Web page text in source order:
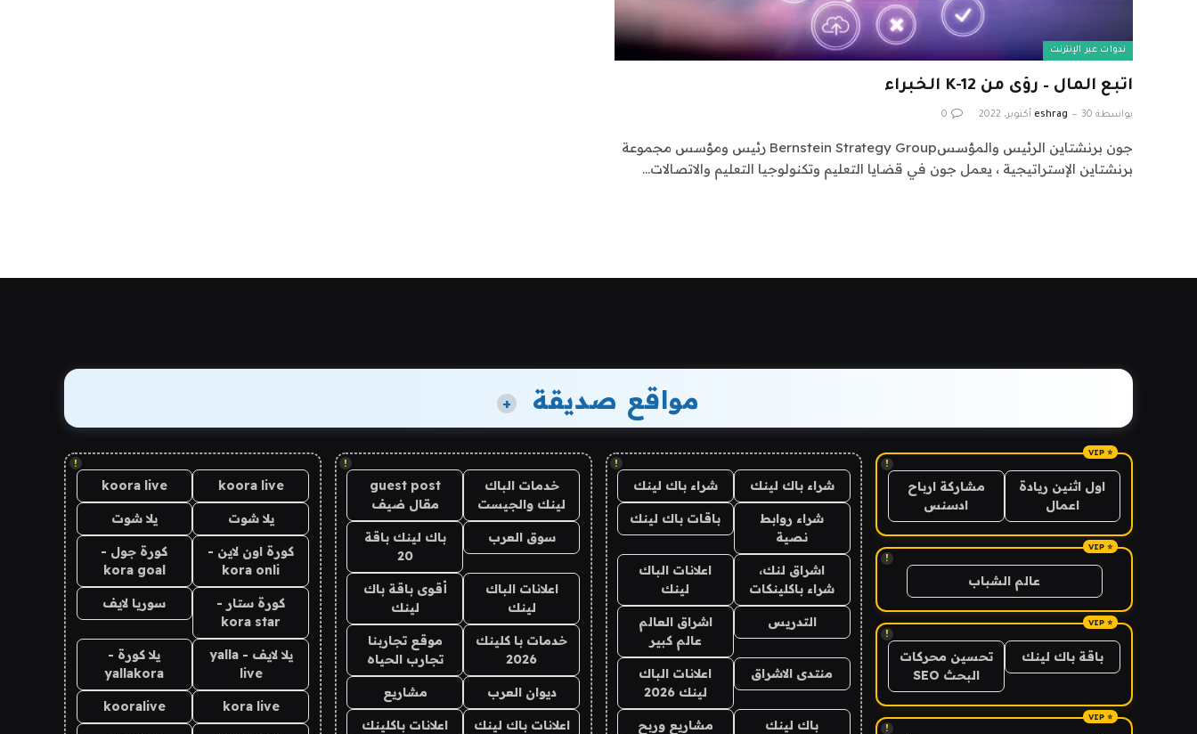
ندوات عبر الإنترنت
اتبع المال – رؤى من K-12 الخبراء
بواسطة eshrag 30 أكتوبر، 2022 0
جون برنشتاين الرئيس والمؤسسBernstein Strategy Group رئيس ومؤسس مجموعة
برنشتاين الإستراتيجية ، يعمل جون في قضايا التعليم وتكنولوجيا التعليم والاتصالات…
مواقع صديقة +
!
اول اثنين ريادة
اعمال
مشاركة ارباح
ادسنس
!
عالم الشباب
!
باقة باك لينك
تحسين محركات
البحث SEO
!
!
شراء باك لينك شراء باك لينك
شراء روابط
نصية
باقات باك لينك
اشراق لنك،
شراء باكلينكات
اعلانات الباك
لينك
التدريس
اشراق العالم
عالم كبير
منتدى الاشراق
اعلانات الباك
لينك 2026
باك لينك
مشاريع وربح
!
خدمات الباك
لينك والجيست
guest post
مقال ضيف
سوق العرب
باك لينك باقة
20
اعلانات الباك
لينك
أقوى باقة باك
لينك
خدمات با كلينك
2026
موقع تجاربنا
تجارب الحياه
ديوان العرب مشاريع
اعلانات باك لينك اعلانات باكلينك
!
koora live
koora live
يلا شوت يلا شوت
كورة اون لاين -
kora onli
كورة جول -
kora goal
كورة ستار -
kora star
سوريا لايف
يلا لايف - yalla
live
يلا كورة -
yallakora
kora live
kooralive